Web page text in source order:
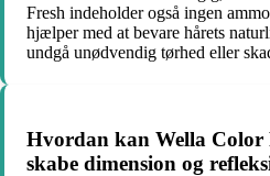
Fresh indeholder også ingen
hjælper med at bevare hårets
undgå unødvendig tørhed eller
Hvordan kan Wella Color
skabe dimension og